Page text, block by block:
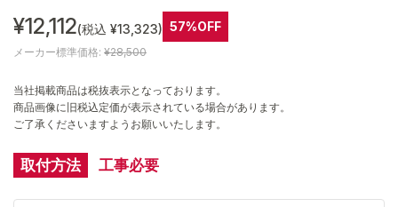
¥12,112(税込 ¥13,323) 57%OFF
メーカー標準価格: ¥28,500
当社掲載商品は税抜表示となっております。
商品画像に旧税込定価が表示されている場合があります。
ご了承くださいますようお願いいたします。
取付方法 工事必要